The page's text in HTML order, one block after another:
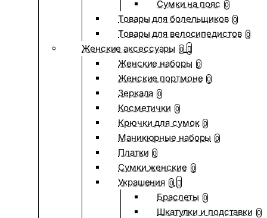
Сумки на пояс 0
Товары для болельщиков 0
Товары для велосипедистов 0
Женские аксессуары 0
Женские наборы 0
Женские портмоне 0
Зеркала 0
Косметички 0
Крючки для сумок 0
Маникюрные наборы 0
Платки 0
Сумки женские 0
Украшения 0
Браслеты 0
Шкатулки и подставки 0